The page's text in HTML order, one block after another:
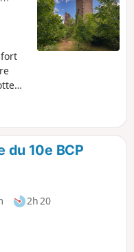
été
le
!
du 10e BCP
2h 20